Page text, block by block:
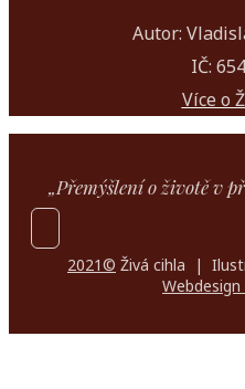
Autor:
IČ:
Více o
„Přemýšlení o životě v
2021© Živá cihla |
Webdesign